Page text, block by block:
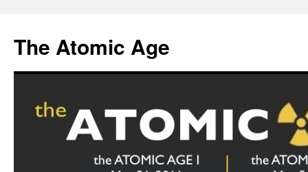
content
The Atomic Age